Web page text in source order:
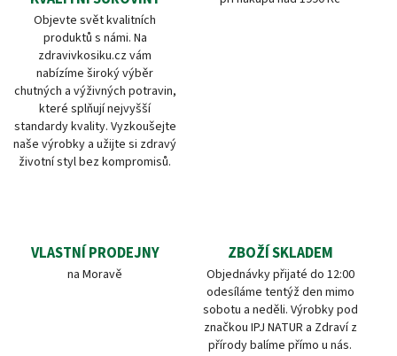
Objevte svět kvalitních
produktů s námi. Na
zdravivkosiku.cz vám
nabízíme široký výběr
chutných a výživných potravin,
které splňují nejvyšší
standardy kvality. Vyzkoušejte
naše výrobky a užijte si zdravý
životní styl bez kompromisů.
VLASTNÍ PRODEJNY
na Moravě
ZBOŽÍ SKLADEM
Objednávky přijaté do 12:00
odesíláme tentýž den mimo
sobotu a neděli. Výrobky pod
značkou IPJ NATUR a Zdraví z
přírody balíme přímo u nás.